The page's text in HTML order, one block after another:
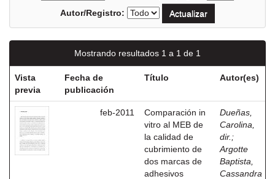
Autor/Registro:
Mostrando resultados 1 a 1 de 1
Vista
previa
Fecha de
publicación
Título Autor(es)
feb-2011
Comparación in
vitro al MEB de
la calidad de
cubrimiento de
dos marcas de
adhesivos
Dueñas,
Carolina,
dir. ;
Argotte
Baptista,
Cassandra